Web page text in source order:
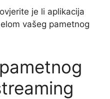
je li aplikacija
vašeg pametnog